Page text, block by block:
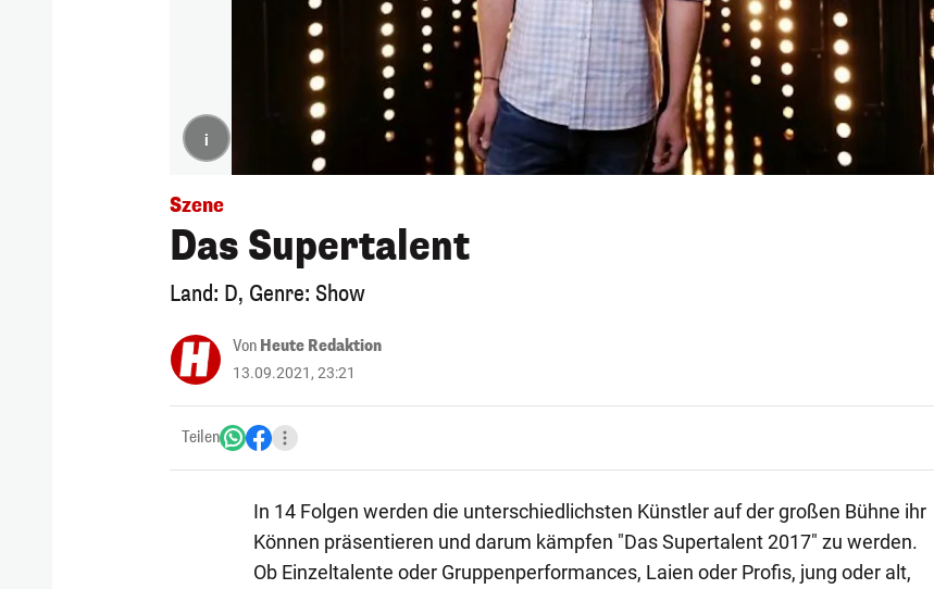
i
Szene
Das Supertalent
Land: D, Genre: Show
Von Heute Redaktion
13.09.2021, 23:21
Teilen
In 14 Folgen werden die unterschiedlichsten Künstler auf der großen Bühne ihr
Können präsentieren und darum kämpfen "Das Supertalent 2017" zu werden.
Ob Einzeltalente oder Gruppenperformances, Laien oder Profis, jung oder alt,